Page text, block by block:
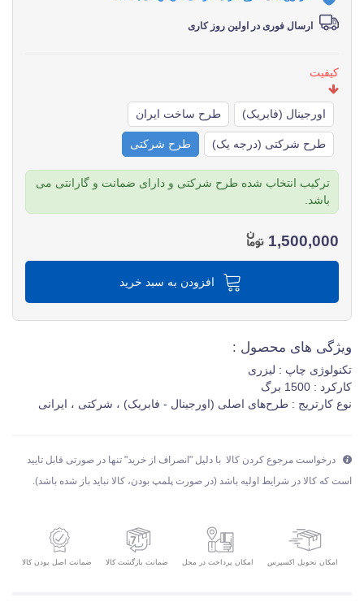
ارسال فوری در اولین روز کاری
کیفیت
اورجینال (فابریک) طرح ساخت ایران
طرح شرکتی (درجه یک) طرح شرکتی
ترکیب انتخاب شده طرح شرکتی و دارای ضمانت و گارانتی می
باشد.
1,500,000
افزودن به سبد خرید
ویژگی های محصول :
تکنولوژی چاپ : لیزری
کارکرد : 1500 برگ
نوع کارتریج : طرح‌های اصلی (اورجینال - فابریک) ، شرکتی ، ایرانی
درخواست مرجوع کردن کالا با دلیل "انصراف از خرید" تنها در صورتی قابل تایید
است که کالا در شرایط اولیه باشد (در صورت پلمپ بودن، کالا نباید باز شده باشد).
امکان تحویل اکسپرس امکان پرداخت در محل ضمانت بازگشت کالا ضمانت اصل بودن کالا